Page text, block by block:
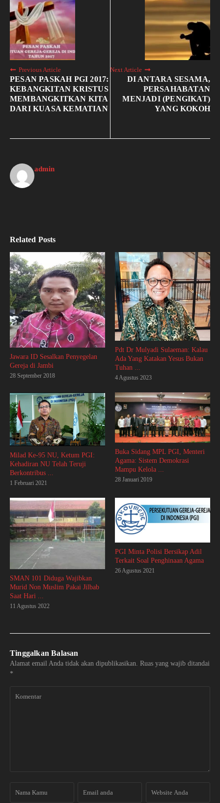
Previous Article
PESAN PASKAH PGI 2017:
KEBANGKITAN KRISTUS
MEMBANGKITKAN KITA
DARI KUASA KEMATIAN
Next Article
DI ANTARA SESAMA,
PERSAHABATAN
MENJADI (PENGIKAT)
YANG KOKOH
admin
Related Posts
Jawara ID Sesalkan Penyegelan
Gereja di Jambi
28 September 2018
Pdt Dr Mulyadi Sulaeman: Kalau
Ada Yang Katakan Yesus Bukan
Tuhan ...
4 Agustus 2023
Milad Ke-95 NU, Ketum PGI:
Kehadiran NU Telah Teruji
Berkontribus ...
1 Februari 2021
Buka Sidang MPL PGI, Menteri
Agama: Sistem Demokrasi
Mampu Kelola ...
28 Januari 2019
SMAN 101 Diduga Wajibkan
Murid Non Muslim Pakai Jilbab
Saat Hari ...
11 Agustus 2022
PGI Minta Polisi Bersikap Adil
Terkait Soal Penghinaan Agama
26 Agustus 2021
Tinggalkan Balasan
Alamat email Anda tidak akan dipublikasikan. Ruas yang wajib ditandai
*